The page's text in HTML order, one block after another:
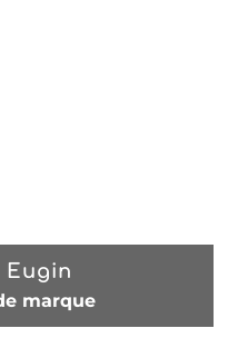
Eugin
marque